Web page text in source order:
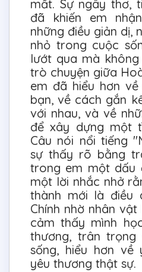
mất. Sự ngây thơ,
đã khiến em
những điều giản dị,
nhỏ trong cuộc
lướt qua mà
trò chuyện giữa
em đã hiểu hơn
bạn, về cách gắn
với nhau, và về
để xây dựng một
Câu nói nổi tiếng
sự thấy rõ bằng
trong em một dấu
một lời nhắc nhở
thành mới là điều
Chính nhờ nhân
cảm thấy mình
thương, trân
sống, hiểu hơn về
yêu thương thật sự.